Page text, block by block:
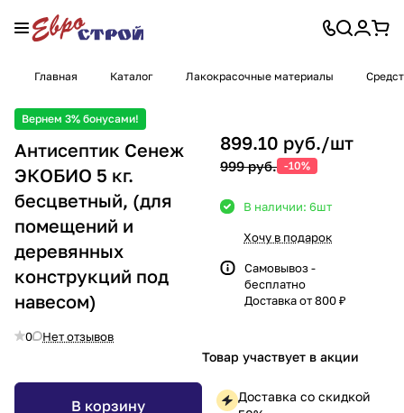
Главная Каталог Лакокрасочные материалы
Вернем 3% бонусами!
Антисептик Сенеж
ЭКОБИО 5 кг.
бесцветный, (для
помещений и
деревянных
конструкций под
навесом)
0 Нет отзывов
В корзину
899.10 руб./шт
999 руб. -10%
В наличии: 6шт
Хочу в подарок
Самовывоз -
бесплатно
Доставка от 800 ₽
Товар участвует в акции
Доставка со скидкой